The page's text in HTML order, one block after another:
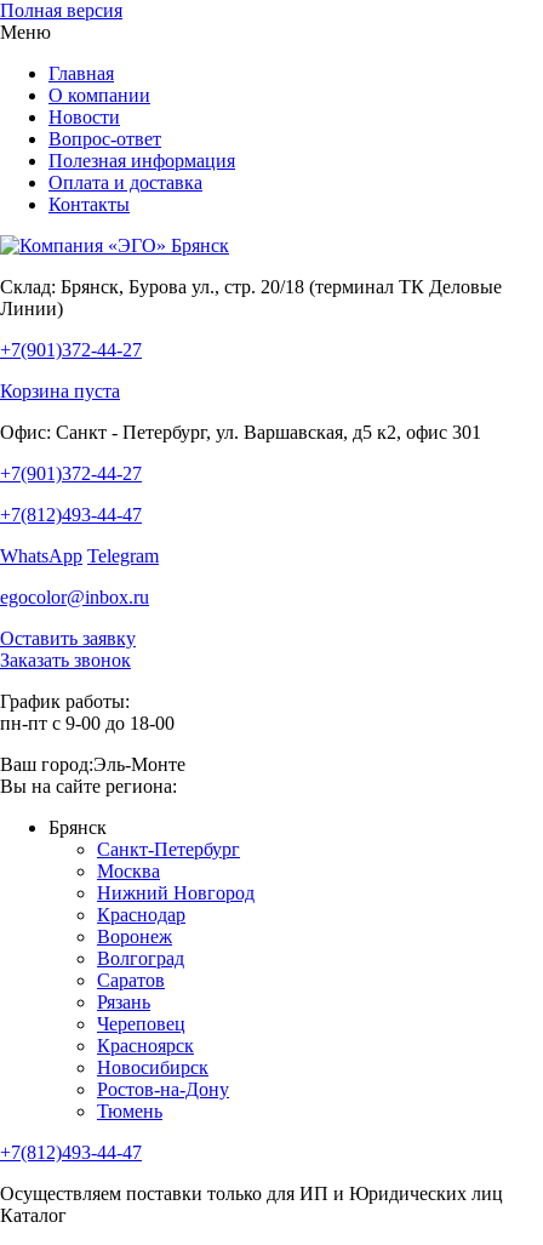
Полная версия
Меню
Главная
О компании
Новости
Вопрос-ответ
Полезная информация
Оплата и доставка
Контакты
Склад: Брянск, Бурова ул., стр. 20/18 (терминал ТК Деловые
Линии)
+7(901)372-44-27
Корзина пуста
Офис: Санкт - Петербург, ул. Варшавская, д5 к2, офис 301
+7(901)372-44-27
+7(812)493-44-47
WhatsApp Telegram
egocolor@inbox.ru
Оставить заявку
Заказать звонок
График работы:
пн-пт с 9-00 до 18-00
Ваш город:Эль-Монте
Вы на сайте региона:
Брянск
Санкт-Петербург
Москва
Нижний Новгород
Краснодар
Воронеж
Волгоград
Саратов
Рязань
Череповец
Красноярск
Новосибирск
Ростов-на-Дону
Тюмень
+7(812)493-44-47
Осуществляем поставки только для ИП и Юридических лиц
Каталог